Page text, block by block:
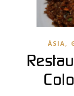
ÁSIA,